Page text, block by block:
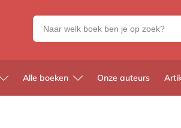
Zoeken
naar
en
uitgevers
Alle boeken Onze auteurs